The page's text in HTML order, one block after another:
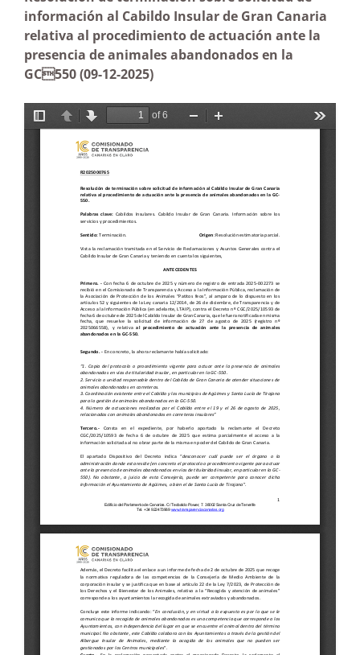
información al Cabildo Insular de Gran Canaria
relativa al procedimiento de actuación ante la
presencia de animales abandonados en la
GC550(09-12-2025)